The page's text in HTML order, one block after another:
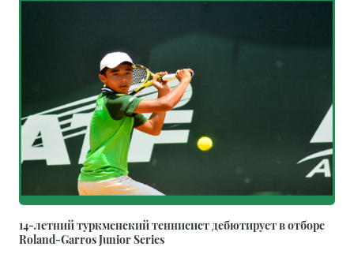
14-летний туркменский теннисист дебютирует в отборе
Roland-Garros Junior Series